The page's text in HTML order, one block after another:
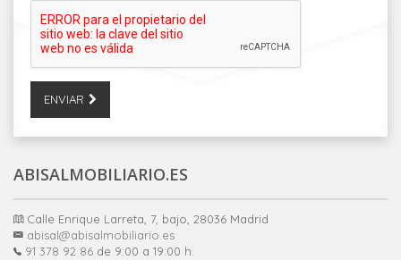
ENVIAR
ABISALMOBILIARIO.ES
Calle Enrique Larreta, 7, bajo, 28036 Madrid
abisal@abisalmobiliario.es
91 378 92 86 de 9:00 a 19:00 h.